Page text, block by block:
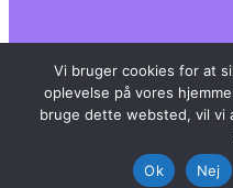
Vi bruger cookies for at
oplevelse på vores
bruge dette websted, vil vi
Ok
Nej